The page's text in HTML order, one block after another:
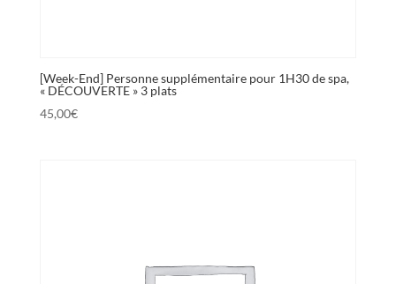
[Week-End] Personne supplémentaire pour 1H30 de spa,
« DÉCOUVERTE » 3 plats
45,00€